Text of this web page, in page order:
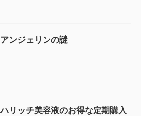
アンジェリンの謎
ハリッチ美容液のお得な定期購入